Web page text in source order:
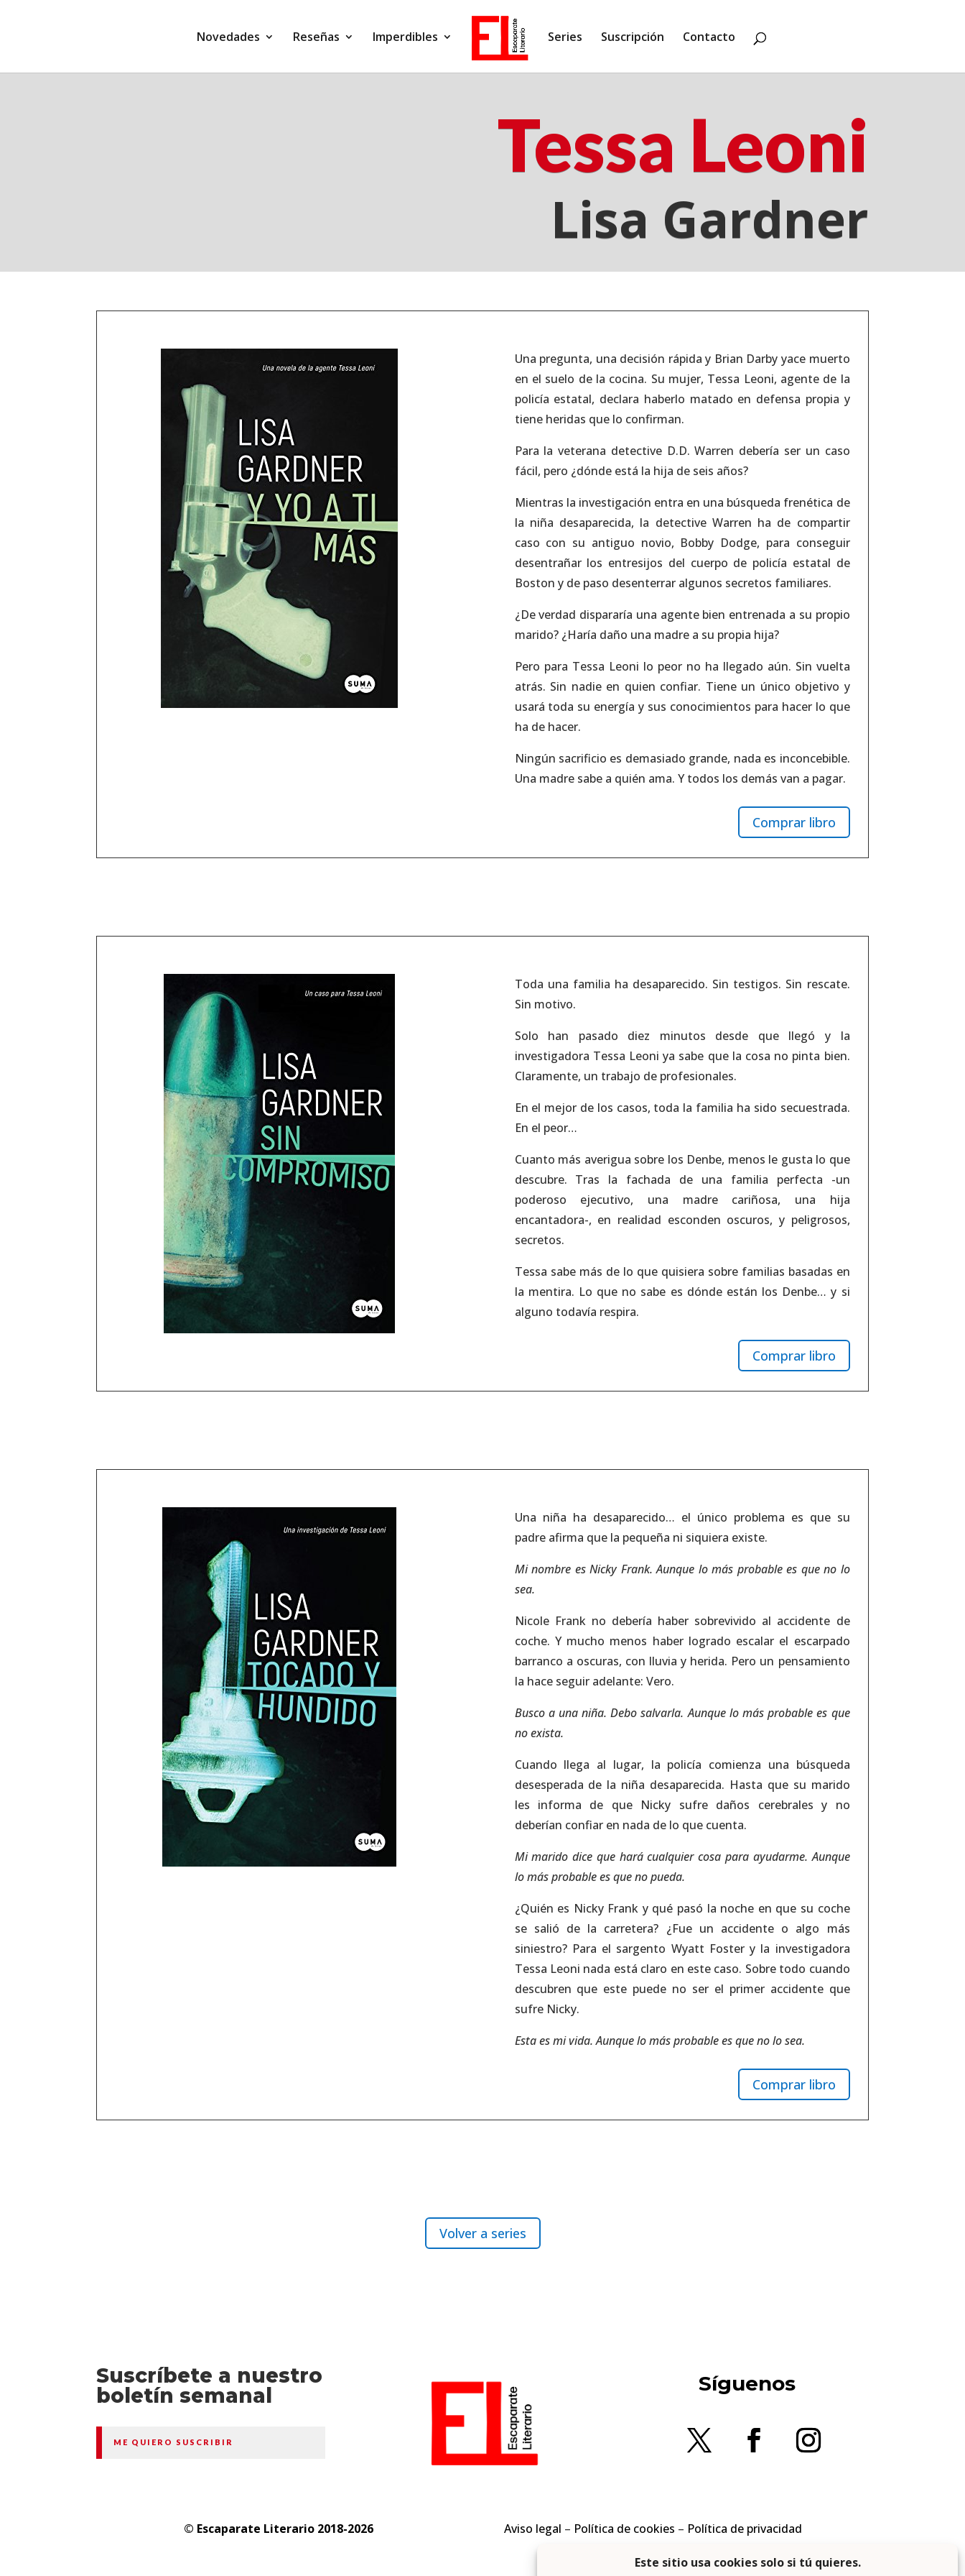
Novedades Reseñas Imperdibles Series Suscripción Contacto
Tessa Leoni
Lisa Gardner
Una pregunta, una decisión rápida y Brian Darby yace muerto
en el suelo de la cocina. Su mujer, Tessa Leoni, agente de la
policía estatal, declara haberlo matado en defensa propia y
tiene heridas que lo confirman.
Para la veterana detective D.D. Warren debería ser un caso
fácil, pero ¿dónde está la hija de seis años?
Mientras la investigación entra en una búsqueda frenética de
la niña desaparecida, la detective Warren ha de compartir
caso con su antiguo novio, Bobby Dodge, para conseguir
desentrañar los entresijos del cuerpo de policía estatal de
Boston y de paso desenterrar algunos secretos familiares.
¿De verdad dispararía una agente bien entrenada a su propio
marido? ¿Haría daño una madre a su propia hija?
Pero para Tessa Leoni lo peor no ha llegado aún. Sin vuelta
atrás. Sin nadie en quien confiar. Tiene un único objetivo y
usará toda su energía y sus conocimientos para hacer lo que
ha de hacer.
Ningún sacrificio es demasiado grande, nada es inconcebible.
Una madre sabe a quién ama. Y todos los demás van a pagar.
Comprar libro
Toda una familia ha desaparecido. Sin testigos. Sin rescate.
Sin motivo.
Solo han pasado diez minutos desde que llegó y la
investigadora Tessa Leoni ya sabe que la cosa no pinta bien.
Claramente, un trabajo de profesionales.
En el mejor de los casos, toda la familia ha sido secuestrada.
En el peor…
Cuanto más averigua sobre los Denbe, menos le gusta lo que
descubre. Tras la fachada de una familia perfecta -un
poderoso ejecutivo, una madre cariñosa, una hija
encantadora-, en realidad esconden oscuros, y peligrosos,
secretos.
Tessa sabe más de lo que quisiera sobre familias basadas en
la mentira. Lo que no sabe es dónde están los Denbe… y si
alguno todavía respira.
Comprar libro
Una niña ha desaparecido… el único problema es que su
padre afirma que la pequeña ni siquiera existe.
Mi nombre es Nicky Frank. Aunque lo más probable es que no lo
sea.
Nicole Frank no debería haber sobrevivido al accidente de
coche. Y mucho menos haber logrado escalar el escarpado
barranco a oscuras, con lluvia y herida. Pero un pensamiento
la hace seguir adelante: Vero.
Busco a una niña. Debo salvarla. Aunque lo más probable es que
no exista.
Cuando llega al lugar, la policía comienza una búsqueda
desesperada de la niña desaparecida. Hasta que su marido
les informa de que Nicky sufre daños cerebrales y no
deberían confiar en nada de lo que cuenta.
Mi marido dice que hará cualquier cosa para ayudarme. Aunque
lo más probable es que no pueda.
¿Quién es Nicky Frank y qué pasó la noche en que su coche
se salió de la carretera? ¿Fue un accidente o algo más
siniestro? Para el sargento Wyatt Foster y la investigadora
Tessa Leoni nada está claro en este caso. Sobre todo cuando
descubren que este puede no ser el primer accidente que
sufre Nicky.
Esta es mi vida. Aunque lo más probable es que no lo sea.
Comprar libro
Volver a series
Suscríbete a nuestro
boletín semanal
ME QUIERO SUSCRIBIR
Síguenos
© Escaparate Literario 2018-2026 Aviso legal – Política de cookies – Política de privacidad